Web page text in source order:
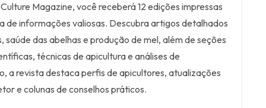
Magazine, você receberá 12 edições impressas
de informações valiosas. Descubra artigos detalhados
saúde das abelhas e produção de mel, além de seções
técnicas de apicultura e análises de
a revista destaca perfis de apicultores, atualizações
e colunas de conselhos práticos.